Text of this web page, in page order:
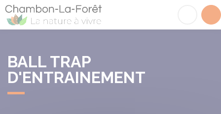
BALL TRAP
D'ENTRAINEMENT